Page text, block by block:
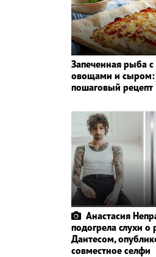
Запеченная рыба с
овощами и сыром:
пошаговый рецепт
Анастасия
подогрела слухи о
Дантесом,
совместное селфи